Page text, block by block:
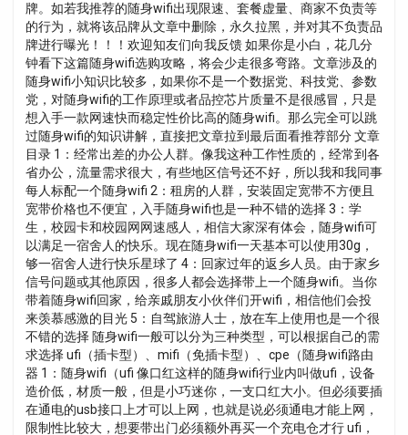
牌。如若我推荐的随身wifi出现限速、套餐虚量、商家不负责等
的行为，就将该品牌从文章中删除，永久拉黑，并对其不负责品
牌进行曝光！！！欢迎知友们向我反馈 如果你是小白，花几分
钟看下这篇随身wifi选购攻略，将会少走很多弯路。文章涉及的
随身wifi小知识比较多，如果你不是一个数据党、科技党、参数
党，对随身wifi的工作原理或者品控芯片质量不是很感冒，只是
想入手一款网速快而稳定性价比高的随身wifi。那么完全可以跳
过随身wifi的知识讲解，直接把文章拉到最后面看推荐部分 文章
目录 1：经常出差的办公人群。像我这种工作性质的，经常到各
省办公，流量需求很大，有些地区信号还不好，所以我和我同事
每人标配一个随身wifi 2：租房的人群，安装固定宽带不方便且
宽带价格也不便宜，入手随身wifi也是一种不错的选择 3：学
生，校园卡和校园网网速感人，相信大家深有体会，随身wifi可
以满足一宿舍人的快乐。现在随身wifi一天基本可以使用30g，
够一宿舍人进行快乐星球了 4：回家过年的返乡人员。由于家乡
信号问题或其他原因，很多人都会选择带上一个随身wifi。当你
带着随身wifi回家，给亲戚朋友小伙伴们开wifi，相信他们会投
来羡慕感激的目光 5：自驾旅游人士，放在车上使用也是一个很
不错的选择 随身wifi一般可以分为三种类型，可以根据自己的需
求选择 ufi（插卡型）、mifi（免插卡型）、cpe（随身wifi路由
器 1：随身wifi（ufi 像口红这样的随身wifi行业内叫做ufi，设备
造价低，材质一般，但是小巧迷你，一支口红大小。但必须要插
在通电的usb接口上才可以上网，也就是说必须通电才能上网，
限制性比较大，想要带出门必须额外再买一个充电仓才行 ufi，